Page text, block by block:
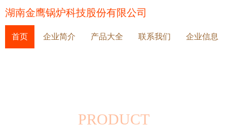
湖南金鹰锅炉科技股份有限公司
首页 企业简介 产品大全 联系我们 企业信息
PRODUCT